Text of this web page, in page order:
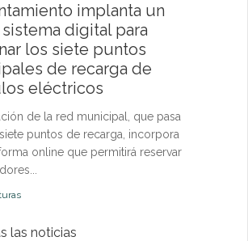
implanta un
digital para
los siete puntos
de recarga de
eléctricos
de la red municipal, que pasa
puntos de recarga, incorpora
online que permitirá reservar
las noticias